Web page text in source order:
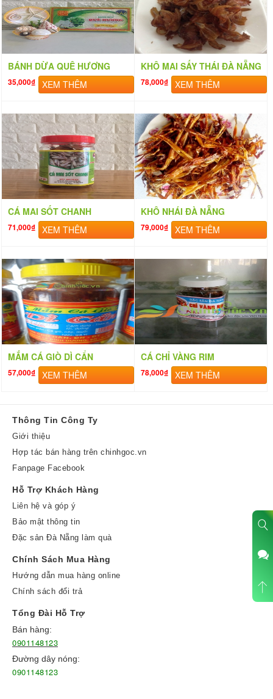
BÁNH DỪA QUÊ HƯƠNG
35,000₫ XEM THÊM
KHÔ MAI SẤY THÁI ĐÀ NẴNG
78,000₫ XEM THÊM
CÁ MAI SỐT CHANH
71,000₫ XEM THÊM
KHÔ NHÁI ĐÀ NẴNG
79,000₫ XEM THÊM
MẮM CÁ GIÒ DÌ CẨN
57,000₫ XEM THÊM
CÁ CHỈ VÀNG RIM
78,000₫ XEM THÊM
Thông Tin Công Ty
Giới thiệu
Hợp tác bán hàng trên chinhgoc.vn
Fanpage Facebook
Hỗ Trợ Khách Hàng
Liên hệ và góp ý
Bảo mật thông tin
Đặc sản Đà Nẵng làm quà
Chính Sách Mua Hàng
Hướng dẫn mua hàng online
Chính sách đổi trả
Tổng Đài Hỗ Trợ
Bán hàng:
0901148123
Đường dây nóng:
0901148123